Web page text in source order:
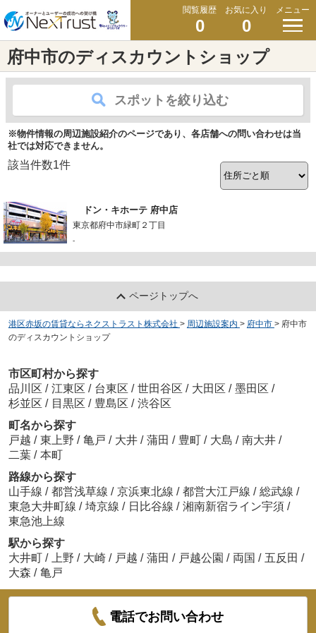
閲覧履歴
0
お気に入り
0
メニュー
府中市のディスカウントショップ
スポットを絞り込む
※物件情報の周辺施設紹介のページであり、各店舗への問い合わせは当
社では対応できません。
該当件数1件
ドン・キホーテ 府中店
東京都府中市緑町２丁目
-
ページトップへ
港区赤坂の賃貸ならネクストラスト株式会社 > 周辺施設案内 > 府中市 > 府中市
のディスカウントショップ
市区町村から探す
品川区 / 江東区 / 台東区 / 世田谷区 / 大田区 / 墨田区 /
杉並区 / 目黒区 / 豊島区 / 渋谷区
町名から探す
戸越 / 東上野 / 亀戸 / 大井 / 蒲田 / 豊町 / 大島 / 南大井 /
二葉 / 本町
路線から探す
山手線 / 都営浅草線 / 京浜東北線 / 都営大江戸線 / 総武線 /
東急大井町線 / 埼京線 / 日比谷線 / 湘南新宿ライン宇須 /
東急池上線
駅から探す
大井町 / 上野 / 大崎 / 戸越 / 蒲田 / 戸越公園 / 両国 / 五反田 /
大森 / 亀戸
電話でお問い合わせ